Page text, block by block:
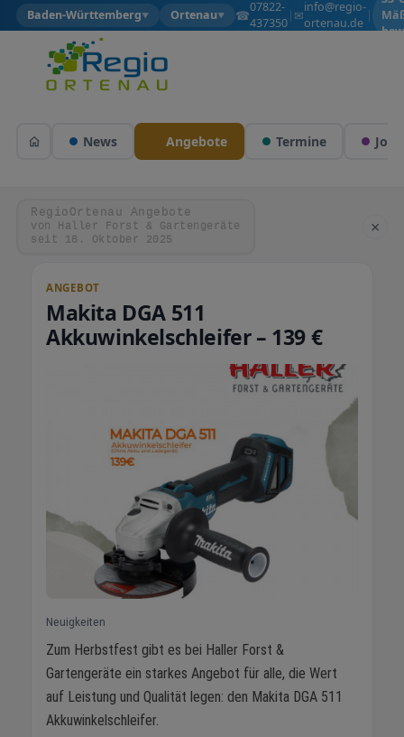
Baden-Württemberg▼ Ortenau▼ ☎07822-
437350
| ✉info@regio-
ortenau.de
|
News Angebote Termine Jobs
RegioOrtenau Angebote
von Haller Forst & Gartengeräte
seit 18. Oktober 2025
×
ANGEBOT
Makita DGA 511
Akkuwinkelschleifer – 139 €
Neuigkeiten
Zum Herbstfest gibt es bei Haller Forst &
Gartengeräte ein starkes Angebot für alle, die Wert
auf Leistung und Qualität legen: den Makita DGA 511
Akkuwinkelschleifer.